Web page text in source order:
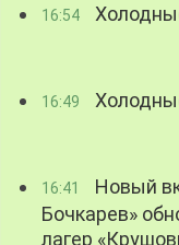
16:54
16:49
16:41
Новый
Бочкарев»
лагер